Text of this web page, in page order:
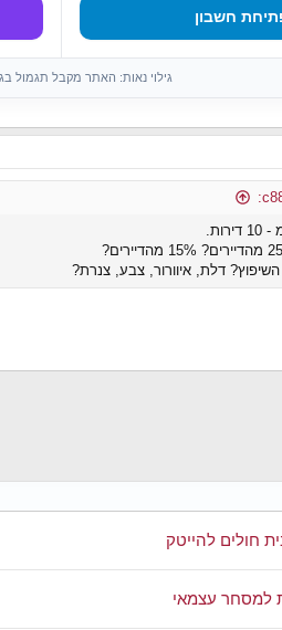
חשבון
גילוי נאות: האתר מקבל תגמול
דלת, איוורור, צבע, צנרת?
חולים להייטק
למסחר עצמאי